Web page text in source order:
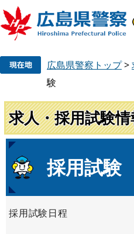
先
頭
で
す
を
飛
ば
し
文
広島県警察トップ>
験
求人・採用試験
文
採用試験
採用試験日程